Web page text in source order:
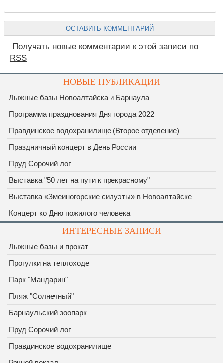
Получать новые комментарии к этой записи по
RSS
НОВЫЕ ПУБЛИКАЦИИ
Лыжные базы Новоалтайска и Барнаула
Программа празднования Дня города 2022
Правдинское водохранилище (Второе отделение)
Праздничный концерт в День России
Пруд Сорочий лог
Выставка "50 лет на пути к прекрасному"
Выставка «Змеиногорские силуэты» в Новоалтайске
Концерт ко Дню пожилого человека
ИНТЕРЕСНЫЕ ЗАПИСИ
Лыжные базы и прокат
Прогулки на теплоходе
Парк "Мандарин"
Пляж "Солнечный"
Барнаульский зоопарк
Пруд Сорочий лог
Правдинское водохранилище